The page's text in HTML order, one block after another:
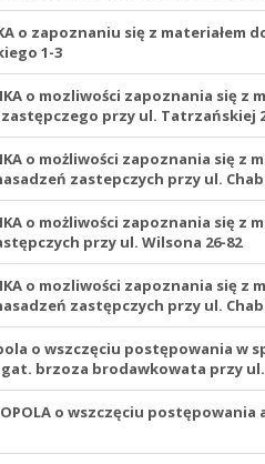
o zapoznaniu się z materiałem
1-3
o mozliwości zapoznania się z
przy ul. Tatrzańskiej
o możliwości zapoznania się z
zastepczych przy ul.
o możliwości zapoznania się z
przy ul. Wilsona 26-82
o mozliwości zapoznania się z
zastępczych przy ul.
o wszczęciu postępowania w
brzoza brodawkowata przy
OPOLA o wszczęciu